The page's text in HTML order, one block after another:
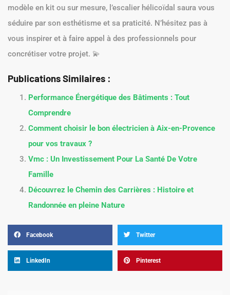
modèle en kit ou sur mesure, l’escalier hélicoïdal saura vous
séduire par son esthétisme et sa praticité. N’hésitez pas à
vous inspirer et à faire appel à des professionnels pour
concrétiser votre projet. 💫
Publications Similaires :
Performance Énergétique des Bâtiments : Tout
Comprendre
Comment choisir le bon électricien à Aix-en-Provence
pour vos travaux ?
Vmc : Un Investissement Pour La Santé De Votre
Famille
Découvrez le Chemin des Carrières : Histoire et
Randonnée en pleine Nature
Facebook Twitter
LinkedIn Pinterest